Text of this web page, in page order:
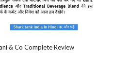
& Co Complete Review